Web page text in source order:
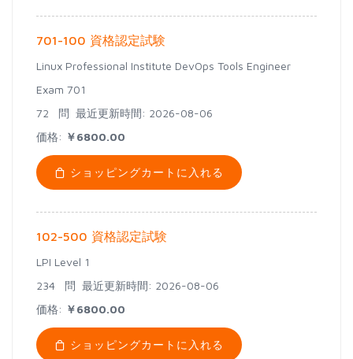
701-100 資格認定試験
Linux Professional Institute DevOps Tools Engineer
Exam 701
72 問 最近更新時間: 2026-08-06
価格: ￥6800.00
ショッピングカートに入れる
102-500 資格認定試験
LPI Level 1
234 問 最近更新時間: 2026-08-06
価格: ￥6800.00
ショッピングカートに入れる